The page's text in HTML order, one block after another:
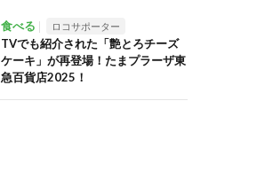
食べる ロコサポーター
TVでも紹介された「艶とろチーズ
ケーキ」が再登場！たまプラーザ東
急百貨店2025！